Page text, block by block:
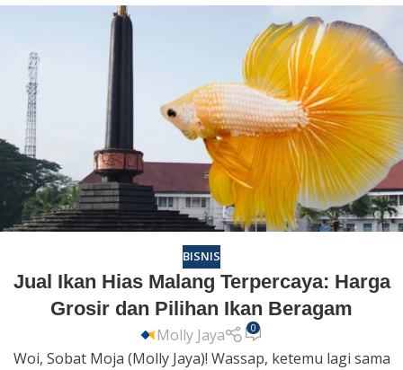
BISNIS
Jual Ikan Hias Malang Terpercaya: Harga
Grosir dan Pilihan Ikan Beragam
Molly Jaya 0
Woi, Sobat Moja (Molly Jaya)! Wassap, ketemu lagi sama